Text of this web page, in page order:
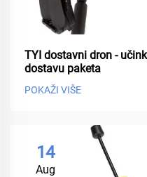
TYI dostavni dron -
dostavu paketa
POKAŽI VIŠE
14
Aug